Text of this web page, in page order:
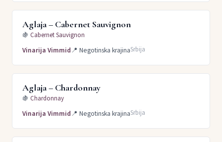
Aglaja – Cabernet Sauvignon
🍇 Cabernet Sauvignon
Vinarija Vimmid📍 Negotinska krajinaSrbija
Aglaja – Chardonnay
🍇 Chardonnay
Vinarija Vimmid📍 Negotinska krajinaSrbija